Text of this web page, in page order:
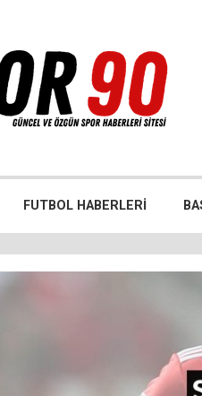
FUTBOL HABERLERI